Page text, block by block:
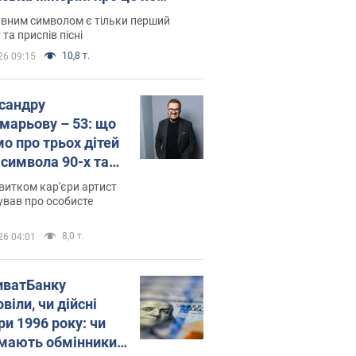
у школі
символом є тільки перший
приспів пісні
09:15 10,8 т.
– 53: що
про трьох дітей
90-х та
вони
кар'єри артист
про особисте
04:01 8,0 т.
чи дійсні
1996 року: чи
обмінники